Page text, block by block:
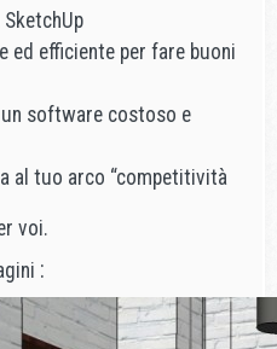
ed efficiente per fare buoni
software costoso e
al tuo arco “competitività
voi.
: